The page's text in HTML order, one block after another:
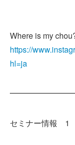
Where is my
https://
hl=ja
セミナー情報 1